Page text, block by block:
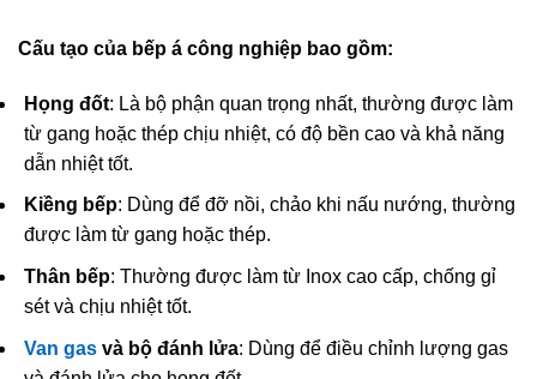
Cấu tạo của bếp á công nghiệp bao gồm:
Họng đốt: Là bộ phận quan trọng nhất, thường được làm
từ gang hoặc thép chịu nhiệt, có độ bền cao và khả năng
dẫn nhiệt tốt.
Kiềng bếp: Dùng để đỡ nồi, chảo khi nấu nướng, thường
được làm từ gang hoặc thép.
Thân bếp: Thường được làm từ Inox cao cấp, chống gỉ
sét và chịu nhiệt tốt.
Van gas và bộ đánh lửa: Dùng để điều chỉnh lượng gas